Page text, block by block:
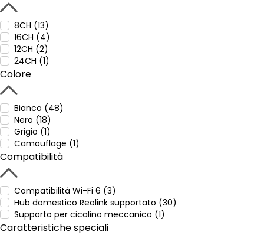
8CH (13)
16CH (4)
12CH (2)
24CH (1)
Colore
Bianco (48)
Nero (18)
Grigio (1)
Camouflage (1)
Compatibilità
Compatibilità Wi-Fi 6 (3)
Hub domestico Reolink supportato (30)
Supporto per cicalino meccanico (1)
Caratteristiche speciali